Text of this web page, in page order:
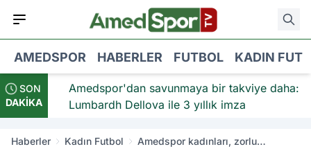
AMEDSPOR HABERLER FUTBOL KADIN
SON
DAKİKA
Amedspor'dan savunmaya bir takviye daha:
Lumbardh Dellova ile 3 yıllık imza
Haberler Kadın Futbol
Amedspor kadınları, zorlu